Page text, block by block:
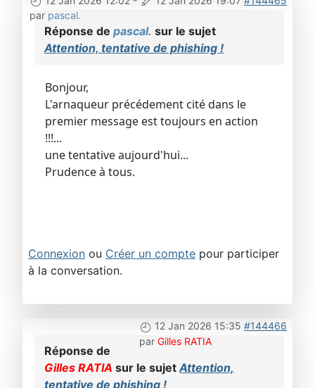
par pascal.
Réponse de pascal. sur le sujet
Attention, tentative de phishing !
Bonjour,
L'arnaqueur précédement cité dans le
premier message est toujours en action
!!!...
une tentative aujourd'hui...
Prudence à tous.
Connexion ou Créer un compte pour participer
à la conversation.
12 Jan 2026 15:35 #144466
par Gilles RATIA
Réponse de
Gilles RATIA sur le sujetAttention,
tentative de phishing !